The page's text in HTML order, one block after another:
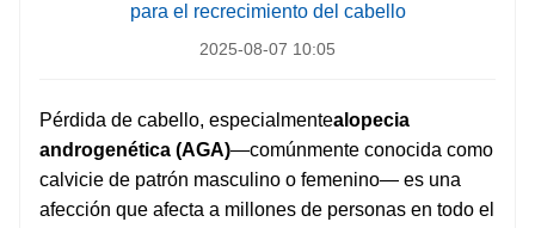
para el recrecimiento del cabello
2025-08-07 10:05
Pérdida de cabello, especialmentealopecia
androgenética (AGA)—comúnmente conocida como
calvicie de patrón masculino o femenino— es una
afección que afecta a millones de personas en todo el